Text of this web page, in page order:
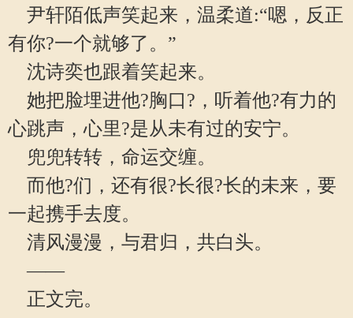
尹轩陌低声笑起来，温柔道:“嗯，反正
有你?一个就够了。”
沈诗奕也跟着笑起来。
她把脸埋进他?胸口?，听着他?有力的
心跳声，心里?是从未有过的安宁。
兜兜转转，命运交缠。
而他?们，还有很?长很?长的未来，要
一起携手去度。
清风漫漫，与君归，共白头。
——
正文完。